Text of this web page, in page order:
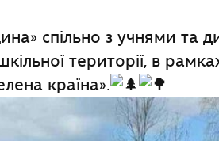
спільно з учнями та
території, в
країна».